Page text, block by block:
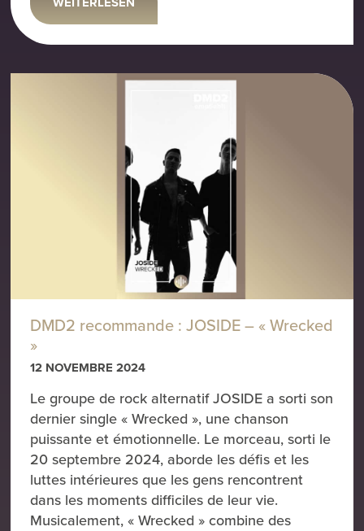
DMD2 recommande : JOSIDE – « Wrecked
»
12 NOVEMBRE 2024
Le groupe de rock alternatif JOSIDE a sorti son
dernier single « Wrecked », une chanson
puissante et émotionnelle. Le morceau, sorti le
20 septembre 2024, aborde les défis et les
luttes intérieures que les gens rencontrent
dans les moments difficiles de leur vie.
Musicalement, « Wrecked » combine des